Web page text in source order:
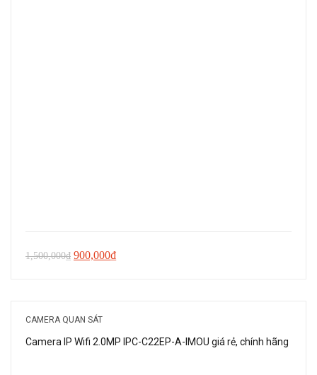
1,500,000₫ Giá
1,500,000₫.
900,000₫Giá
900,000₫.
CAMERA QUAN SÁT
Camera IP Wifi 2.0MP IPC-C22EP-A-IMOU giá rẻ, chính hãng